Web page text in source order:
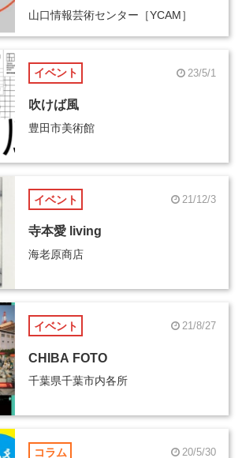
山口情報芸術センター［YCAM］
イベント 23/5/1
吹けば風
豊田市美術館
イベント 21/12/3
寺本愛 living
海老原商店
イベント 21/8/27
CHIBA FOTO
千葉県千葉市内各所
コラム 20/5/30